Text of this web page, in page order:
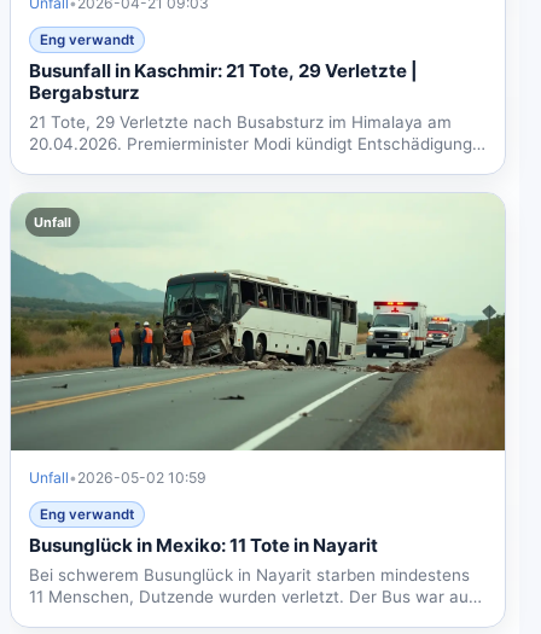
Eng verwandt
Busunfall in Kaschmir: 21 Tote, 29 Verletzte |
Bergabsturz
21 Tote, 29 Verletzte nach Busabsturz im Himalaya am
20.04.2026. Premierminister Modi kündigt Entschädigung
Unfall
Unfall• 2026-05-02 10:59
Eng verwandt
Busunglück in Mexiko: 11 Tote in Nayarit
Bei schwerem Busunglück in Nayarit starben mindestens
11 Menschen, Dutzende wurden verletzt. Der Bus war auf